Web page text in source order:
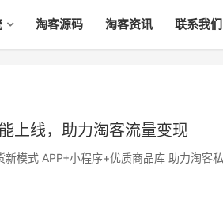
淘客源码 淘客资讯 联系我们
上线，助力淘客流量变现